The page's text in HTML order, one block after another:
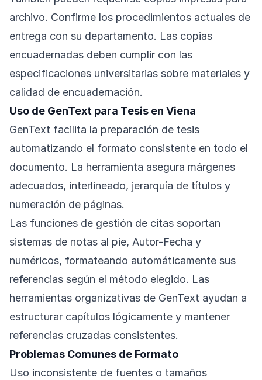
archivo. Confirme los procedimientos actuales de
entrega con su departamento. Las copias
encuadernadas deben cumplir con las
especificaciones universitarias sobre materiales y
calidad de encuadernación.
Uso de GenText para Tesis en Viena
GenText facilita la preparación de tesis
automatizando el formato consistente en todo el
documento. La herramienta asegura márgenes
adecuados, interlineado, jerarquía de títulos y
numeración de páginas.
Las funciones de gestión de citas soportan
sistemas de notas al pie, Autor-Fecha y
numéricos, formateando automáticamente sus
referencias según el método elegido. Las
herramientas organizativas de GenText ayudan a
estructurar capítulos lógicamente y mantener
referencias cruzadas consistentes.
Problemas Comunes de Formato
Uso inconsistente de fuentes o tamaños